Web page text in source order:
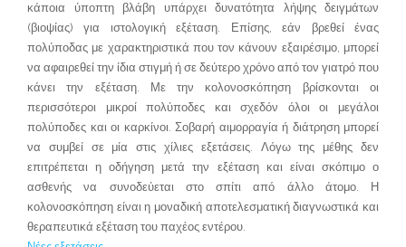
κάποια ύποπτη βλάβη υπάρχει δυνατότητα λήψης δειγμάτων
(βιοψίας) για ιστολογική εξέταση. Επίσης, εάν βρεθεί ένας
πολύποδας με χαρακτηριστικά που τον κάνουν εξαιρέσιμο, μπορεί
να αφαιρεθεί την ίδια στιγμή ή σε δεύτερο χρόνο από τον γιατρό που
κάνει την εξέταση. Με την κολονοσκόπηση βρίσκονται οι
περισσότεροι μικροί πολύποδες και σχεδόν όλοι οι μεγάλοι
πολύποδες και οι καρκίνοι. Σοβαρή αιμορραγία ή διάτρηση μπορεί
να συμβεί σε μία στις χίλιες εξετάσεις. Λόγω της μέθης δεν
επιτρέπεται η οδήγηση μετά την εξέταση και είναι σκόπιμο ο
ασθενής να συνοδεύεται στο σπίτι από άλλο άτομο. Η
κολονοσκόπηση είναι η μοναδική αποτελεσματική διαγνωστικά και
θεραπευτικά εξέταση του παχέος εντέρου.